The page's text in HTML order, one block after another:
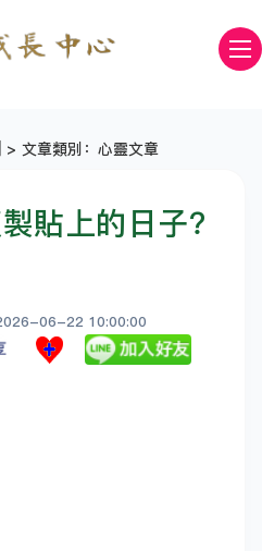
> 文章類別：心靈文章
貼上的日子？
06-22 10:00:00